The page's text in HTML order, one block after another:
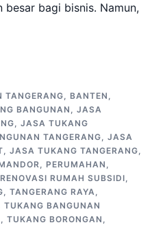
besar bagi bisnis. Namun,
TANGERANG, BANTEN ,
BANGUNAN , JASA
, JASA TUKANG
TANGERANG, JASA
, JASA TUKANG TANGERANG,
, PERUMAHAN ,
RENOVASI RUMAH SUBSIDI,
, TANGERANG RAYA,
TUKANG BANGUNAN
, TUKANG BORONGAN ,